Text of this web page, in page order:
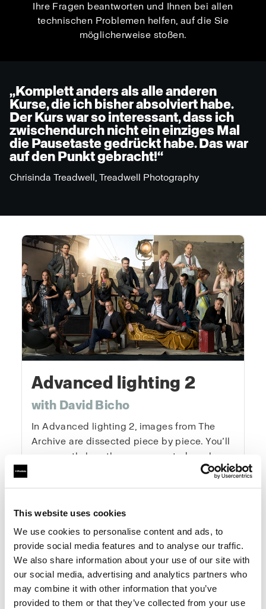
This website uses cookies
We use cookies to personalise content and ads, to
provide social media features and to analyse our traffic.
We also share information about your use of our site with
our social media, advertising and analytics partners who
may combine it with other information that you’ve
provided to them or that they’ve collected from your use
Ihre Fragen beantworten und Ihnen bei allen
technischen Problemen helfen, auf die Sie
möglicherweise stoßen.
„Komplett anders als alle anderen
Kurse, die ich bisher absolviert habe.
Der Kurs war so interessant, dass ich
zwischendurch nicht ein einziges Mal
die Pausetaste gedrückt habe. Das war
auf den Punkt gebracht!“
Chrisinda Treadwell, Treadwell Photography
Advanced lighting 2
with David Bicho
In Advanced lighting 2, images from The
Archive are dissected piece by piece. You’ll
see exactly how they were created, explore
lighting diagrams, and understand every
creative decision behind them. This course
your photography systematically and
creatively — from concept to final image.
One-Time Purchase $199